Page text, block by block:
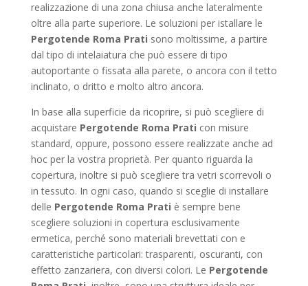
realizzazione di una zona chiusa anche lateralmente
oltre alla parte superiore. Le soluzioni per istallare le
Pergotende Roma Prati sono moltissime, a partire
dal tipo di intelaiatura che può essere di tipo
autoportante o fissata alla parete, o ancora con il tetto
inclinato, o dritto e molto altro ancora.
In base alla superficie da ricoprire, si può scegliere di
acquistare Pergotende Roma Prati con misure
standard, oppure, possono essere realizzate anche ad
hoc per la vostra proprietà. Per quanto riguarda la
copertura, inoltre si può scegliere tra vetri scorrevoli o
in tessuto. In ogni caso, quando si sceglie di installare
delle Pergotende Roma Prati è sempre bene
scegliere soluzioni in copertura esclusivamente
ermetica, perché sono materiali brevettati con e
caratteristiche particolari: trasparenti, oscuranti, con
effetto zanzariera, con diversi colori. Le Pergotende